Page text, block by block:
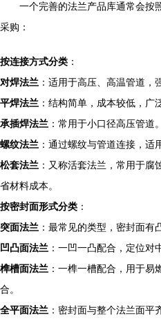
一个完善的法兰产品库通常会按
采购：
按连接方式分类 ：
对焊法兰 ：适用于高压、高温管道，
平焊法兰 ：结构简单，成本较低，广
承插焊法兰 ：常用于小口径高压管道。
螺纹法兰 ：通过螺纹与管道连接，适
松套法兰 ：又称活套法兰，常用于
省材料成本。
按密封面形式分类 ：
突面法兰 ：最常见的类型，密封面有
凹凸面法兰 ：一凹一凸配合，定位对
榫槽面法兰 ：一榫一槽配合，用于
合。
全平面法兰 ：密封面与整个法兰面